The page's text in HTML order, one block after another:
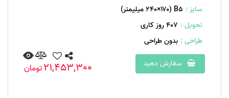
سایز : B۵ (۲۴۰×۱۷۰ میلیمتر)
تحویل : 407 روز کاری
طراحی : بدون طراحی
سفارش دهید
21,453,300تومان